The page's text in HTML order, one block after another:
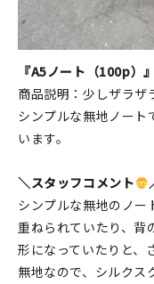
『A5ノート（100p）』
商品説明：少しザラザ
シンプルな無地ノート
います。
＼スタッフコメント
シンプルな無地のノー
重ねられていたり、背
形になっていたりと、
無地なので、シルクス